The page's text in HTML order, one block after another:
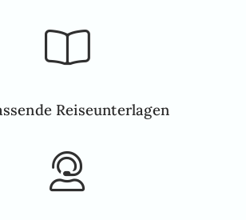
Reiseunterlagen